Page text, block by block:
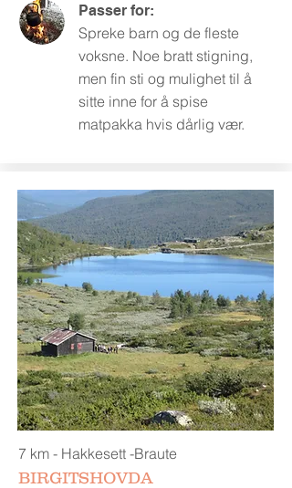
Spreke barn og de fleste
voksne. Noe bratt stigning,
men fin sti og mulighet til å
sitte inne for å spise
matpakka hvis dårlig vær.
Passer for:
7 km - Hakkesett -Braute
BIRGITSHOVDA